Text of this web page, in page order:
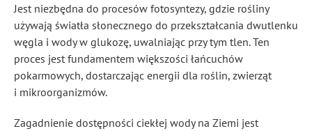
Jest niezbędna do procesów fotosyntezy, gdzie rośliny
używają światła słonecznego do przekształcania dwutlenku
węgla i wody w glukozę, uwalniając przy tym tlen. Ten
proces jest fundamentem większości łańcuchów
pokarmowych, dostarczając energii dla roślin, zwierząt
i mikroorganizmów.
Zagadnienie dostępności ciekłej wody na Ziemi jest